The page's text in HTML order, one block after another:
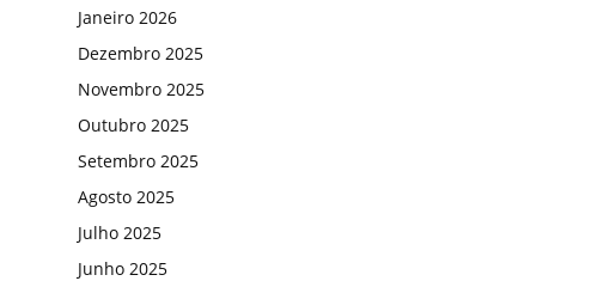
Janeiro 2026
Dezembro 2025
Novembro 2025
Outubro 2025
Setembro 2025
Agosto 2025
Julho 2025
Junho 2025